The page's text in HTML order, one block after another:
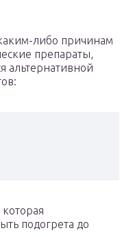
либо причинам
препараты,
альтернативной
подогрета до